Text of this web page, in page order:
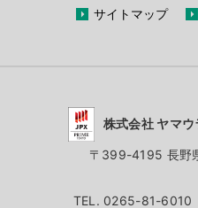
サイトマップ
株式会社 ヤマ
〒399-4195 長野
TEL. 0265-81-